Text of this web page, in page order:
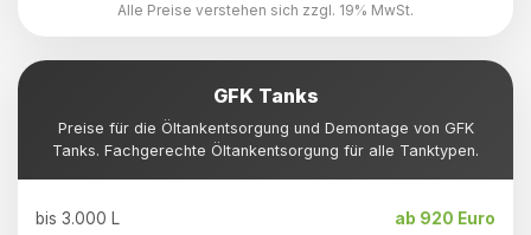
Alle Preise verstehen sich zzgl. 19% MwSt.
GFK Tanks
Preise für die Öltankentsorgung und Demontage von GFK
Tanks. Fachgerechte Öltankentsorgung für alle Tanktypen.
bis 3.000 L ab 920 Euro